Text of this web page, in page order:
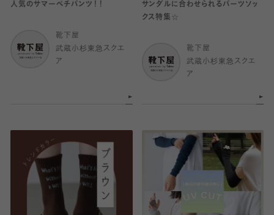
人気のサマーペチパンツ！！
靴下屋
武蔵小杉東急スクエ
ア
サンダルに合わせられるパーツソッ
クス特集☆
靴下屋
武蔵小杉東急スクエ
ア